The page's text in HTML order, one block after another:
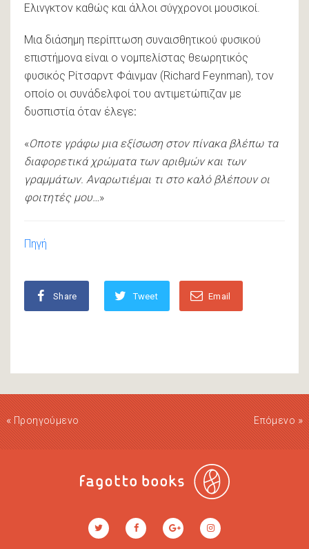
Ελινγκτον καθώς και άλλοι σύγχρονοι μουσικοί.
Μια διάσημη περίπτωση συναισθητικού φυσικού
επιστήμονα είναι ο νομπελίστας θεωρητικός
φυσικός Ρίτσαρντ Φάινμαν (Richard Feynman), τον
οποίο οι συνάδελφοί του αντιμετώπιζαν με
δυσπιστία όταν έλεγε:
«Οποτε γράφω μια εξίσωση στον πίνακα βλέπω τα
διαφορετικά χρώματα των αριθμών και των
γραμμάτων. Αναρωτιέμαι τι στο καλό βλέπουν οι
φοιτητές μου…»
Πηγή
Share Tweet Email
«Προηγούμενο Επόμενο»